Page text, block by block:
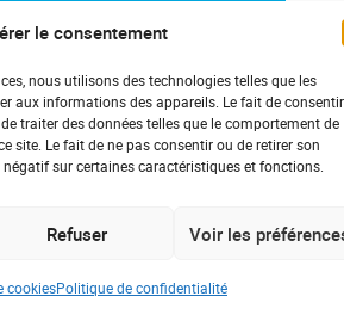
le consentement
nous utilisons des technologies telles que les
aux informations des appareils. Le fait de
traiter des données telles que le comportement de
site. Le fait de ne pas consentir ou de retirer son
sur certaines caractéristiques et fonctions.
Refuser Voir les
cookiesPolitique de confidentialité